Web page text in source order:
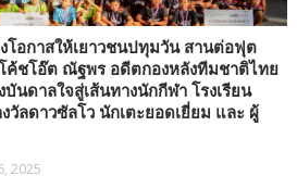
โอกาสให้เยาวชนปทุมวัน สานต่อฟุต
ค้ชโอ๊ต ณัฐพร อดีตกองหลังทีมชาติไทย
นดาลใจสู่เส้นทางนักกีฬา โรงเรียน
ลดาวซัลโว นักเตะยอดเยี่ยม และ ผู้
2025